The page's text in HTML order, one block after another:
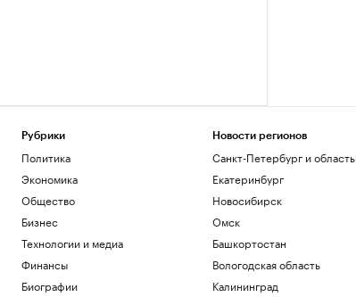
Рубрики
Политика
Экономика
Общество
Бизнес
Технологии и медиа
Финансы
Биографии
Новости регионов
Санкт-Петербург и область
Екатеринбург
Новосибирск
Омск
Башкортостан
Вологодская область
Калининград